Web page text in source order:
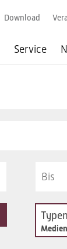
Service
Download
Typen